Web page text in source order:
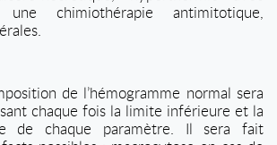
chimiothérapie antimitotique,
de l’hémogramme normal sera
chaque fois la limite inférieure et la
de chaque paramètre. Il sera fait